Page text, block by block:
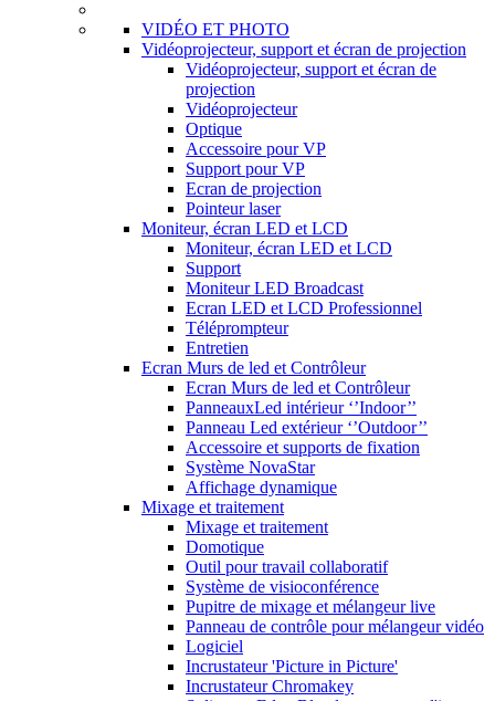
VIDÉO ET PHOTO
Vidéoprojecteur, support et écran de projection
Vidéoprojecteur, support et écran de
projection
Vidéoprojecteur
Optique
Accessoire pour VP
Support pour VP
Ecran de projection
Pointeur laser
Moniteur, écran LED et LCD
Moniteur, écran LED et LCD
Support
Moniteur LED Broadcast
Ecran LED et LCD Professionnel
Téléprompteur
Entretien
Ecran Murs de led et Contrôleur
Ecran Murs de led et Contrôleur
PanneauxLed intérieur ‘’Indoor’’
Panneau Led extérieur ‘’Outdoor’’
Accessoire et supports de fixation
Système NovaStar
Affichage dynamique
Mixage et traitement
Mixage et traitement
Domotique
Outil pour travail collaboratif
Système de visioconférence
Pupitre de mixage et mélangeur live
Panneau de contrôle pour mélangeur vidéo
Logiciel
Incrustateur 'Picture in Picture'
Incrustateur Chromakey